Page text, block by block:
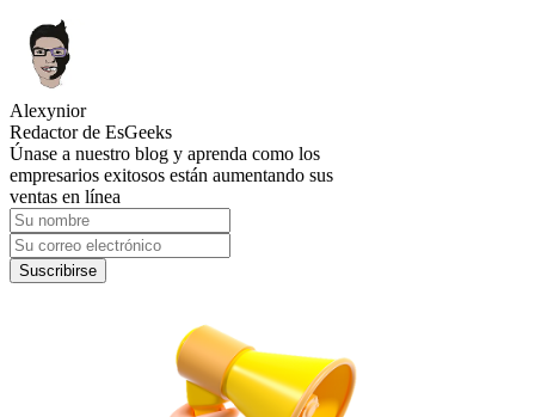
Alexynior
Redactor de EsGeeks
Únase a nuestro blog y aprenda como los
empresarios exitosos están aumentando sus
ventas en línea
Suscribirse